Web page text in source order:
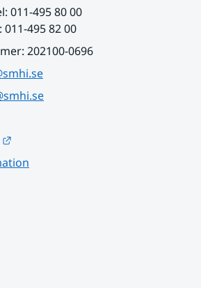
011-495 80 00
495 82 00
202100-0696